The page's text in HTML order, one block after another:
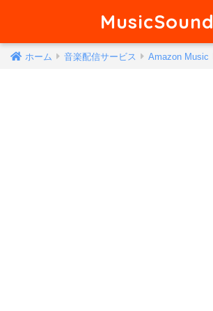
MusicSound
ホーム 音楽配信サービス Amazon Music